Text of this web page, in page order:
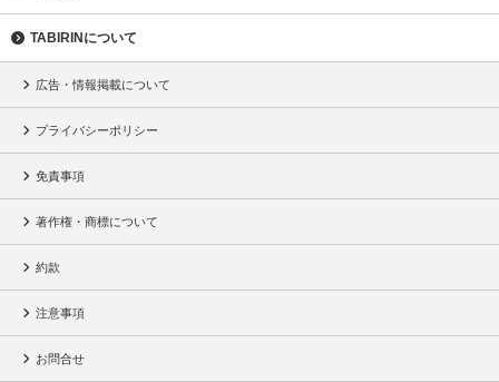
TABIRINについて
広告・情報掲載について
プライバシーポリシー
免責事項
著作権・商標について
約款
注意事項
お問合せ